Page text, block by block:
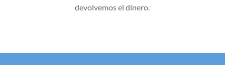
devolvemos el dinero.